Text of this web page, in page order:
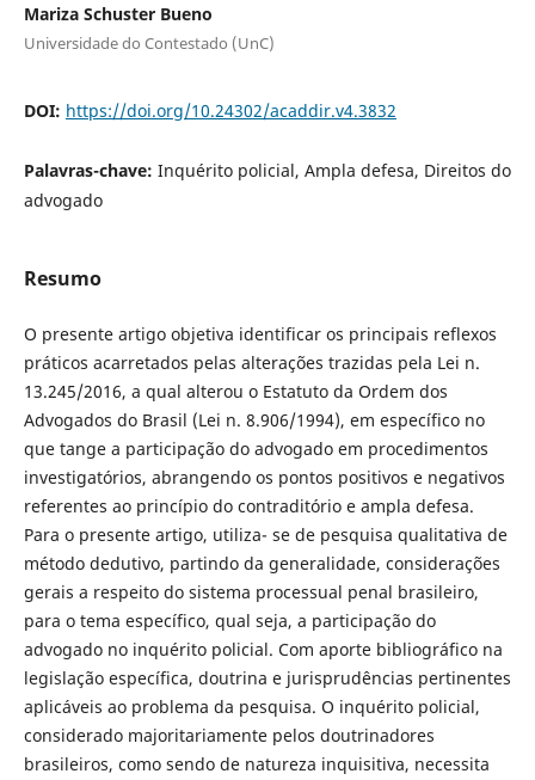
Mariza Schuster Bueno
Universidade do Contestado (UnC)
DOI: https://doi.org/10.24302/acaddir.v4.3832
Palavras-chave: Inquérito policial, Ampla defesa, Direitos do
advogado
Resumo
O presente artigo objetiva identificar os principais reflexos
práticos acarretados pelas alterações trazidas pela Lei n.
13.245/2016, a qual alterou o Estatuto da Ordem dos
Advogados do Brasil (Lei n. 8.906/1994), em específico no
que tange a participação do advogado em procedimentos
investigatórios, abrangendo os pontos positivos e negativos
referentes ao princípio do contraditório e ampla defesa.
Para o presente artigo, utiliza- se de pesquisa qualitativa de
método dedutivo, partindo da generalidade, considerações
gerais a respeito do sistema processual penal brasileiro,
para o tema específico, qual seja, a participação do
advogado no inquérito policial. Com aporte bibliográfico na
legislação específica, doutrina e jurisprudências pertinentes
aplicáveis ao problema da pesquisa. O inquérito policial,
considerado majoritariamente pelos doutrinadores
brasileiros, como sendo de natureza inquisitiva, necessita